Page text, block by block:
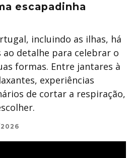
escapadinha
incluindo as ilhas, há
detalhe para celebrar o
formas. Entre jantares à
experiências
de cortar a respiração,